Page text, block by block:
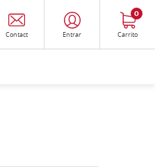
Contact Entrar Carrito
0